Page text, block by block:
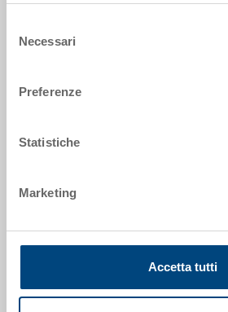
delNecessari
Preferenze
Statistiche
Marketing
Accetta tutti
350 x 210 x 200 mm
Colore:
Unità di confezione:
Richiedi offerta